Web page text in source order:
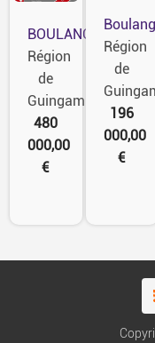
BOULANGERIE...
Région
de
Guingamp
480
000,00
€
Région
de
196
000,00
€